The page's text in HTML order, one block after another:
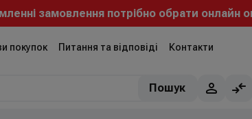
потрібно обрати онлайн оплату.
покупок Питання та відповіді Контакти
Пошук